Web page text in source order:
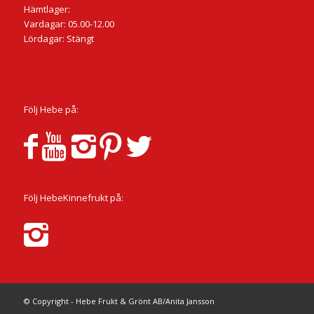
Hämtlager:
Vardagar: 05.00-12.00
Lördagar: Stängt
Följ Hebe på:
Följ HebeKinnefrukt på:
© Copyright - Hebe Frukt & Grönt AB/Anita Jansson